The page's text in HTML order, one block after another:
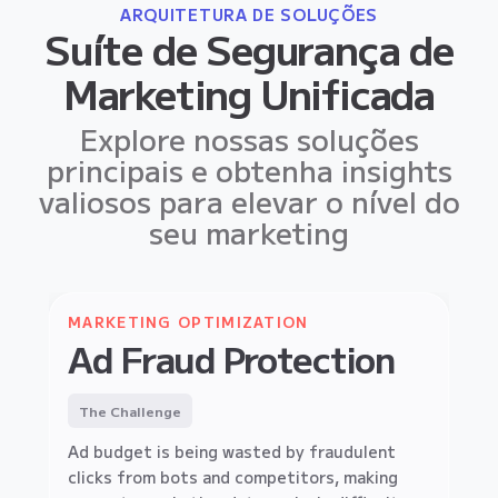
ARQUITETURA DE SOLUÇÕES
Suíte de Segurança de
Marketing Unificada
Explore nossas soluções
principais e obtenha insights
valiosos para elevar o nível do
seu marketing
MARKETING OPTIMIZATION
Ad Fraud Protection
The Challenge
Ad budget is being wasted by fraudulent
clicks from bots and competitors, making
LEAD GENERATION SECURITY
Fake Lead Protection
The Challenge
Fake form submissions by bots clog your
EC SITE
Affiliate Fraud
Protection
The Challenge
Identify and block bulk-buying bots to